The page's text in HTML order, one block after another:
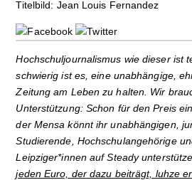
Titelbild: Jean Louis Fernandez
Hochschuljournalismus wie dieser ist
schwierig ist es, eine unabhängige,
Zeitung am Leben zu halten. Wir
Unterstützung: Schon für den Preis
der Mensa könnt ihr unabhängigen,
Studierende, Hochschulangehörige
Leipziger*innen auf Steady
jeden Euro, der dazu beiträgt, luhze